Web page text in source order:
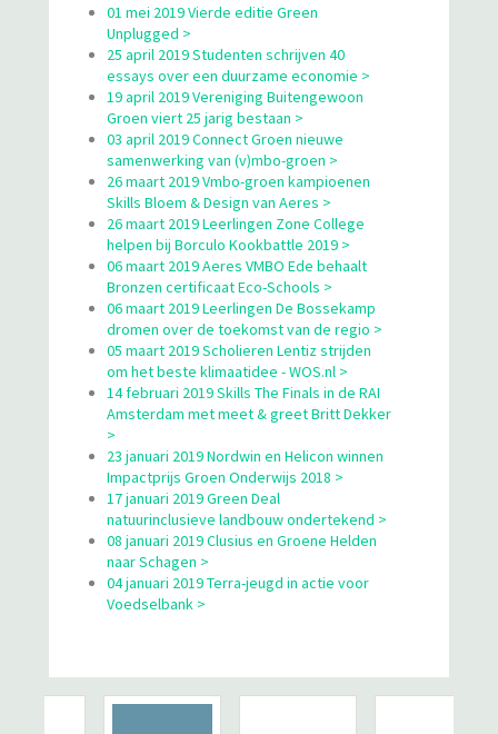
01 mei 2019 Vierde editie Green
Unplugged >
25 april 2019 Studenten schrijven 40
essays over een duurzame economie >
19 april 2019 Vereniging Buitengewoon
Groen viert 25 jarig bestaan >
03 april 2019 Connect Groen nieuwe
samenwerking van (v)mbo-groen >
26 maart 2019 Vmbo-groen kampioenen
Skills Bloem & Design van Aeres >
26 maart 2019 Leerlingen Zone College
helpen bij Borculo Kookbattle 2019 >
06 maart 2019 Aeres VMBO Ede behaalt
Bronzen certificaat Eco-Schools >
06 maart 2019 Leerlingen De Bossekamp
dromen over de toekomst van de regio >
05 maart 2019 Scholieren Lentiz strijden
om het beste klimaatidee - WOS.nl >
14 februari 2019 Skills The Finals in de RAI
Amsterdam met meet & greet Britt Dekker
>
23 januari 2019 Nordwin en Helicon winnen
Impactprijs Groen Onderwijs 2018 >
17 januari 2019 Green Deal
natuurinclusieve landbouw ondertekend >
08 januari 2019 Clusius en Groene Helden
naar Schagen >
04 januari 2019 Terra-jeugd in actie voor
Voedselbank >